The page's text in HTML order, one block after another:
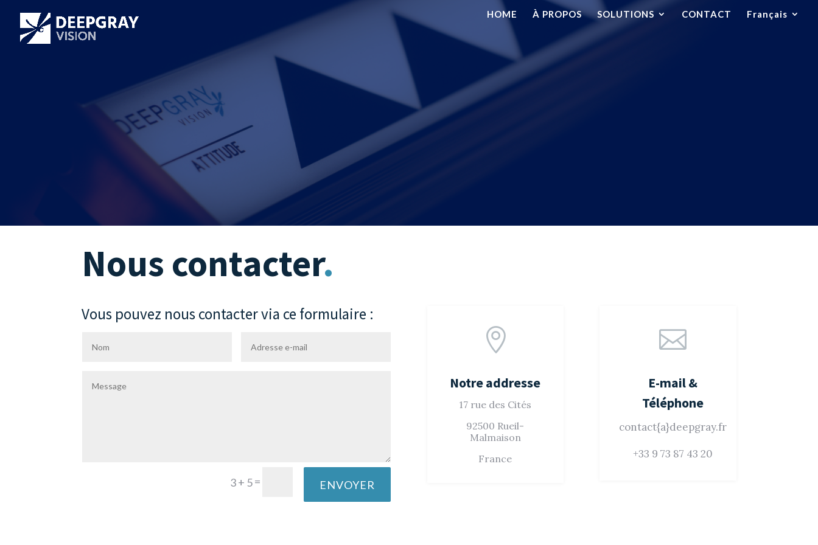
HOME À PROPOS SOLUTIONS CONTACT Français
Nous contacter.
Vous pouvez nous contacter via ce formulaire :
3 + 5= ENVOYER

Notre addresse
17 rue des Cités
92500 Rueil-
Malmaison
France

E-mail &
Téléphone
contact{a}deepgray.fr
+33 9 73 87 43 20